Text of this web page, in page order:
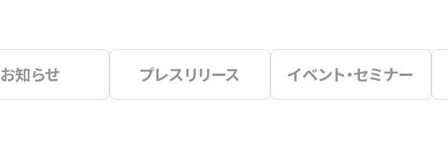
お知らせ プレスリリース イベント・セミナー